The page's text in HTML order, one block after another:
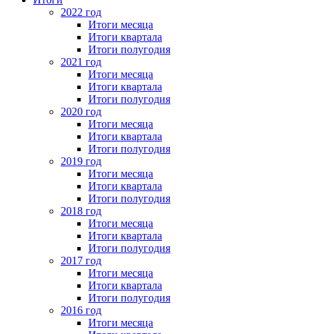
2022 год
Итоги месяца
Итоги квартала
Итоги полугодия
2021 год
Итоги месяца
Итоги квартала
Итоги полугодия
2020 год
Итоги месяца
Итоги квартала
Итоги полугодия
2019 год
Итоги месяца
Итоги квартала
Итоги полугодия
2018 год
Итоги месяца
Итоги квартала
Итоги полугодия
2017 год
Итоги месяца
Итоги квартала
Итоги полугодия
2016 год
Итоги месяца